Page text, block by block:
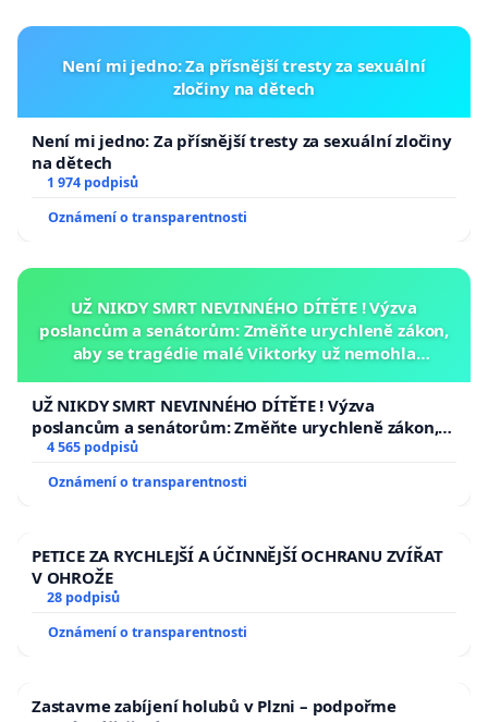
Není mi jedno: Za přísnější tresty za sexuální
zločiny na dětech
Není mi jedno: Za přísnější tresty za sexuální zločiny
na dětech
1 974 podpisů
Oznámení o transparentnosti
UŽ NIKDY SMRT NEVINNÉHO DÍTĚTE ! Výzva
poslancům a senátorům: Změňte urychleně zákon,
aby se tragédie malé Viktorky už nemohla
UŽ NIKDY SMRT NEVINNÉHO DÍTĚTE ! Výzva
poslancům a senátorům: Změňte urychleně zákon,
aby se tragédie malé Viktorky už nemohla opakovat!
4 565 podpisů
Oznámení o transparentnosti
PETICE ZA RYCHLEJŠÍ A ÚČINNĚJŠÍ OCHRANU ZVÍŘAT
V OHROŽE
28 podpisů
Oznámení o transparentnosti
Zastavme zabíjení holubů v Plzni – podpořme